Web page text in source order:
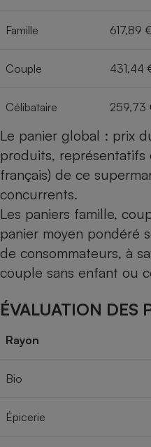
Famille 617,89 €
Couple 431,44
Célibataire 259,73
Le panier global : prix
produits, représentatifs
français) de ce
concurrents.
Les paniers famille,
panier moyen pondéré
de consommateurs, à
couple sans enfant ou
ÉVALUATION DES
Rayon
Bio
Épicerie